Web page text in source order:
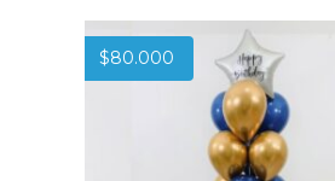
$80.000